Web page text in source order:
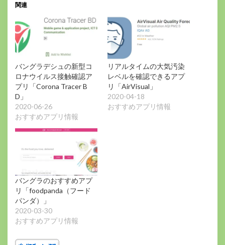
関連
バングラデシュの新型コ
ロナウイルス接触確認ア
プリ「Corona Tracer B
D」
2020-06-26
おすすめアプリ情報
リアルタイムの大気汚染
レベルを確認できるアプ
リ「AirVisual」
2020-04-18
おすすめアプリ情報
バングラのおすすめアプ
リ「foodpanda（フード
パンダ）」
2020-03-30
おすすめアプリ情報